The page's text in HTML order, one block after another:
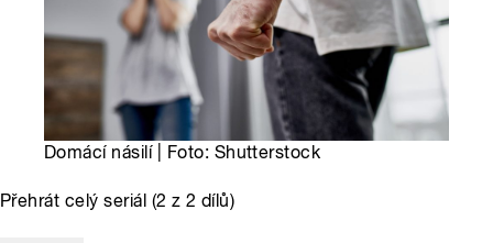
Domácí násilí | Foto: Shutterstock
Přehrát celý seriál (2 z 2 dílů)